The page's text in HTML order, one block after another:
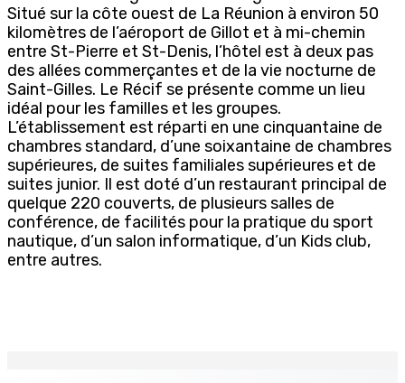
Situé sur la côte ouest de La Réunion à environ 50
kilomètres de l’aéroport de Gillot et à mi-chemin
entre St-Pierre et St-Denis, l’hôtel est à deux pas
des allées commerçantes et de la vie nocturne de
Saint-Gilles. Le Récif se présente comme un lieu
idéal pour les familles et les groupes.
L’établissement est réparti en une cinquantaine de
chambres standard, d’une soixantaine de chambres
supérieures, de suites familiales supérieures et de
suites junior. Il est doté d’un restaurant principal de
quelque 220 couverts, de plusieurs salles de
conférence, de facilités pour la pratique du sport
nautique, d’un salon informatique, d’un Kids club,
entre autres.